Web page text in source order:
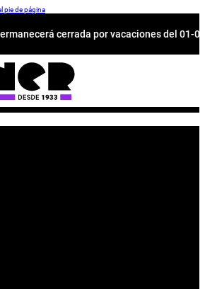
pie de página
cerrada por vacaciones del 01-